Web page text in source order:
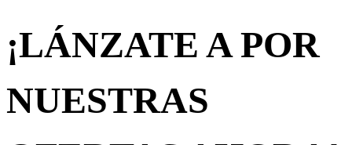
¡LÁNZATE A POR
NUESTRAS